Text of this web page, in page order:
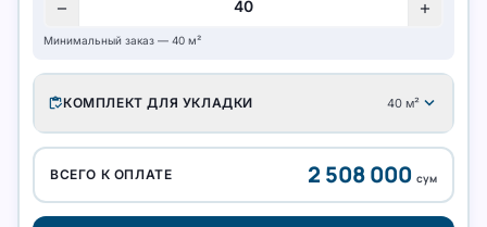
remove add
Минимальный заказ — 40 м²
inventoryКОМПЛЕКТ ДЛЯ УКЛАДКИ 40 м² expand_more
ВСЕГО К ОПЛАТЕ 2 508 000 сум